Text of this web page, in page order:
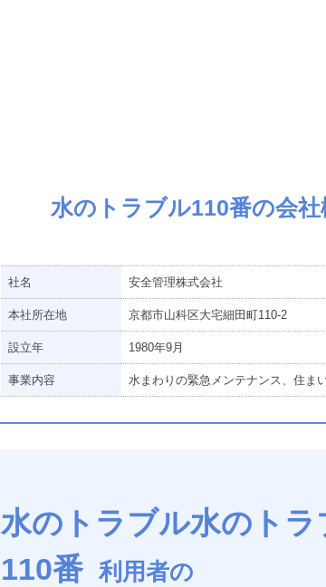
水のトラブル110番の会社
社名 安全管理株式会社
本社所在地 京都市山科区大宅細田町110-2
設立年 1980年9月
事業内容 水まわりの緊急メンテナンス、住ま
水のトラブル水のトラ
110番 利用者の